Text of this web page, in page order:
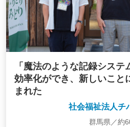
「魔法のような記録シス
効率化ができ、新しいこと
まれた
社会福祉法人チ
群馬県／約